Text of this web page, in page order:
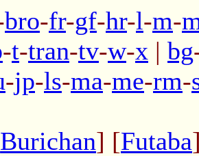
bro-fr-gf-hr-l-m-
-t-tran-tv-w-x | bg
-jp-ls-ma-me-rm-
Burichan] [Futaba